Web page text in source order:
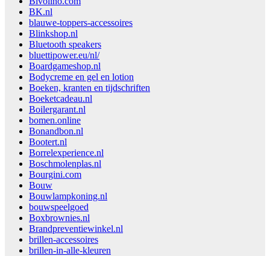
BK.nl
blauwe-toppers-accessoires
Blinkshop.nl
Bluetooth speakers
bluettipower.eu/nl/
Boardgameshop.nl
Bodycreme en gel en lotion
Boeken, kranten en tijdschriften
Boeketcadeau.nl
Boilergarant.nl
bomen.online
Bonandbon.nl
Bootert.nl
Borrelexperience.nl
Boschmolenplas.nl
Bourgini.com
Bouw
Bouwlampkoning.nl
bouwspeelgoed
Boxbrownies.nl
Brandpreventiewinkel.nl
brillen-accessoires
brillen-in-alle-kleuren